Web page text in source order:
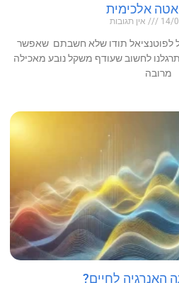
אלכימית
14/ אין תגובות
לפוטנציאל תודו שלא חשבתם שאפשר
לחשוב שעודף משקל נובע מאכילה
מרובה
האנרגיה לחיים?